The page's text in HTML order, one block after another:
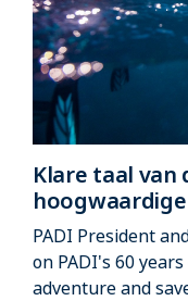
Klare taal van
PADI President
on PADI's 60
adventure and